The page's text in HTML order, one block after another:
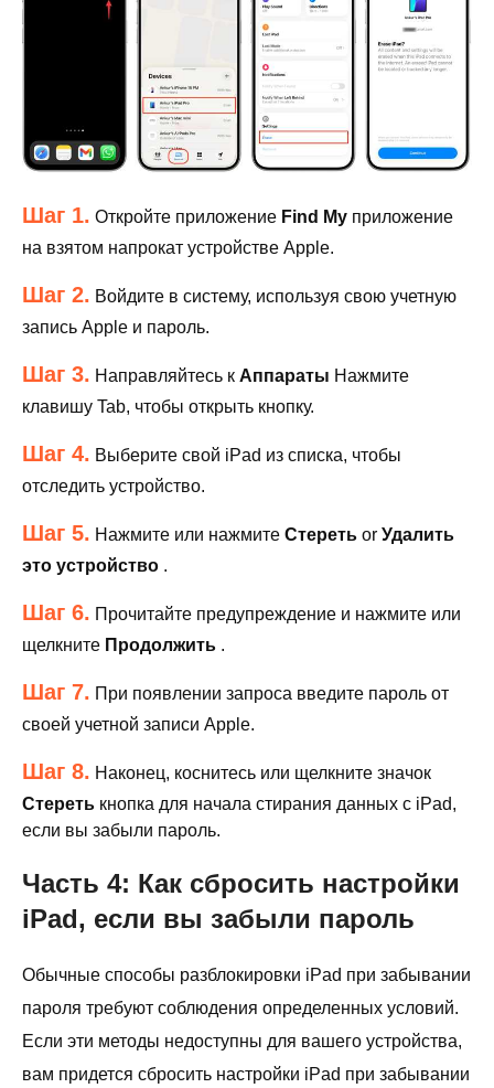
Шаг 1. Откройте приложение Find My приложение
на взятом напрокат устройстве Apple.
Шаг 2. Войдите в систему, используя свою учетную
запись Apple и пароль.
Шаг 3. Направляйтесь к Аппараты Нажмите
клавишу Tab, чтобы открыть кнопку.
Шаг 4. Выберите свой iPad из списка, чтобы
отследить устройство.
Шаг 5. Нажмите или нажмите Стереть or Удалить
это устройство .
Шаг 6. Прочитайте предупреждение и нажмите или
щелкните Продолжить .
Шаг 7. При появлении запроса введите пароль от
своей учетной записи Apple.
Шаг 8. Наконец, коснитесь или щелкните значок
Стереть кнопка для начала стирания данных с iPad,
если вы забыли пароль.
Часть 4: Как сбросить настройки
iPad, если вы забыли пароль
Обычные способы разблокировки iPad при забывании
пароля требуют соблюдения определенных условий.
Если эти методы недоступны для вашего устройства,
вам придется сбросить настройки iPad при забывании